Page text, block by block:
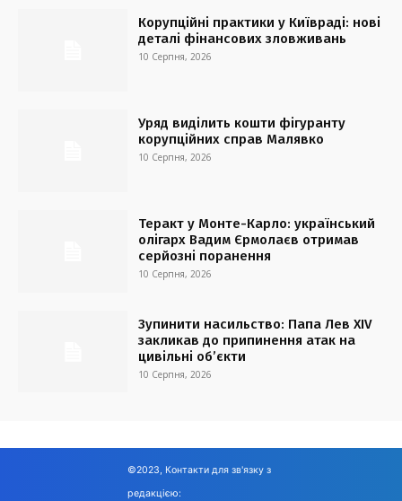
Корупційні практики у Київраді: нові
деталі фінансових зловживань
10 Серпня, 2026
Уряд виділить кошти фігуранту
корупційних справ Малявко
10 Серпня, 2026
Теракт у Монте-Карло: український
олігарх Вадим Єрмолаєв отримав
серйозні поранення
10 Серпня, 2026
Зупинити насильство: Папа Лев XIV
закликав до припинення атак на
цивільні об’єкти
10 Серпня, 2026
©2023, Контакти для зв'язку з
редакцією: